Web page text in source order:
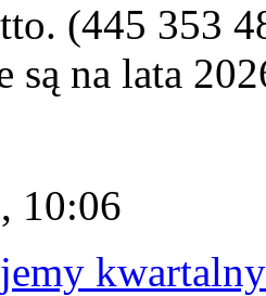
(445 353
są na lata
10:06